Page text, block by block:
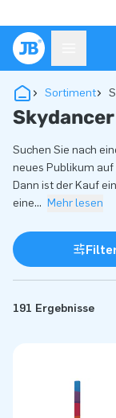
Sortiment
Suchen Sie nach
neues Publikum
Dann ist der Kauf
eine... Mehr lesen
191 Ergebnisse